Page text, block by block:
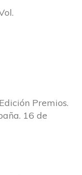
Premios.
16 de